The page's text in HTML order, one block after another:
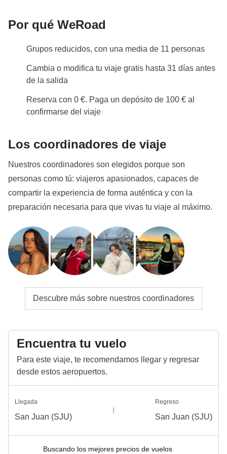
Ver todos los detalles
Por qué WeRoad
Grupos reducidos, con una media de 11 personas
Cambia o modifica tu viaje gratis hasta 31 días antes
de la salida
Reserva con 0 €. Paga un depósito de 100 € al
confirmarse del viaje
Los coordinadores de viaje
Nuestros coordinadores son elegidos porque son
personas como tú: viajeros apasionados, capaces de
compartir la experiencia de forma auténtica y con la
preparación necesaria para que vivas tu viaje al máximo.
Descubre más sobre nuestros coordinadores
Encuentra tu vuelo
Para este viaje, te recomendamos llegar y regresar
desde estos aeropuertos.
Llegada
San Juan (SJU)
Regreso
San Juan (SJU)
Buscando los mejores precios de vuelos